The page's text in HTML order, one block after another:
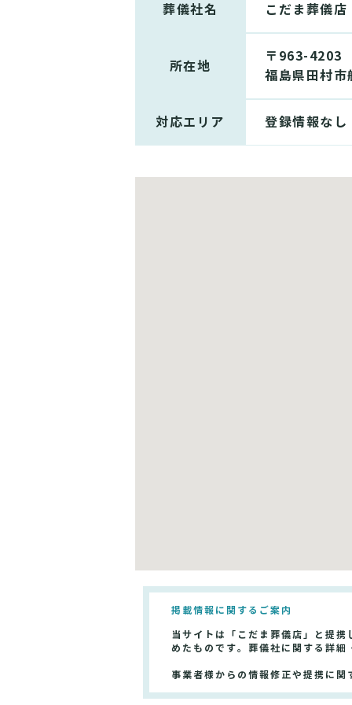
葬儀社名 こだま葬儀店
所在地
〒963-4203
福島県田村
対応エリア 登録情報なし
掲載情報に関するご案内
当サイトは「こだま葬儀店」と提
めたものです。葬儀社に関する詳
事業者様からの情報修正や提携に